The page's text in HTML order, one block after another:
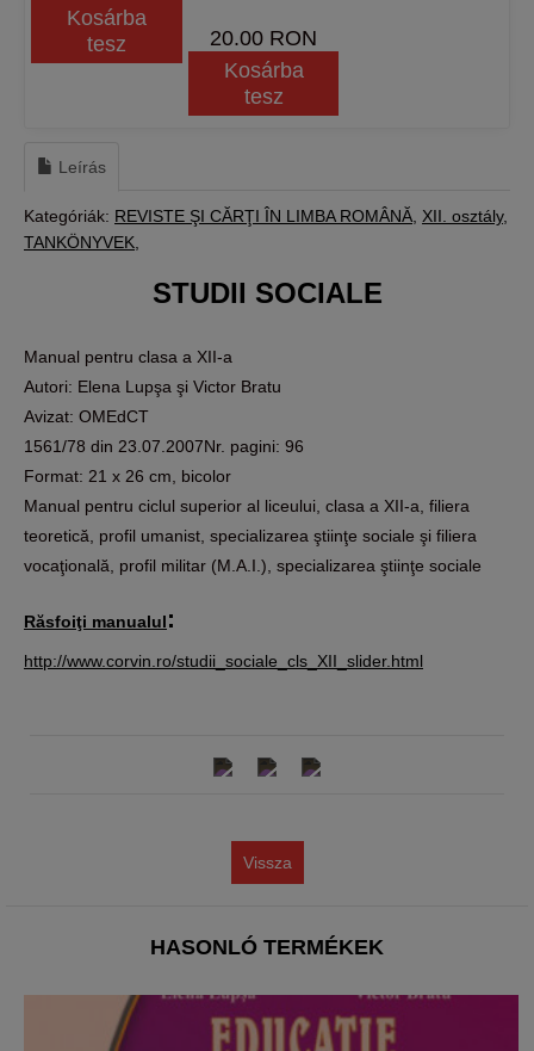
Kosárba
tesz
20.00 RON
Kosárba
tesz
Leírás
Kategóriák: REVISTE ŞI CĂRŢI ÎN LIMBA ROMÂNĂ XII. osztály
TANKÖNYVEK
STUDII SOCIALE
Manual pentru clasa a XII-a
Autori: Elena Lupşa şi Victor Bratu
Avizat: OMEdCT
1561/78 din 23.07.2007Nr. pagini: 96
Format: 21 x 26 cm, bicolor
Manual pentru ciclul superior al liceului, clasa a XII-a, filiera
teoretică, profil umanist, specializarea ştiinţe sociale şi filiera
vocaţională, profil militar (M.A.I.), specializarea ştiinţe sociale
Răsfoiţi manualul:
http://www.corvin.ro/studii_sociale_cls_XII_slider.html
Vissza
HASONLÓ TERMÉKEK